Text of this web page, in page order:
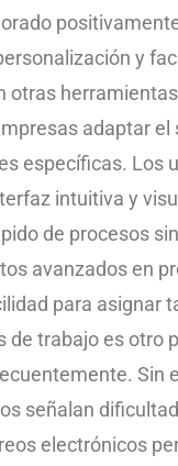
y
otras
adaptar el
específicas. Los
intuitiva y
de procesos
avanzados en
para asignar
de trabajo es otro
Sin
señalan
electrónicos